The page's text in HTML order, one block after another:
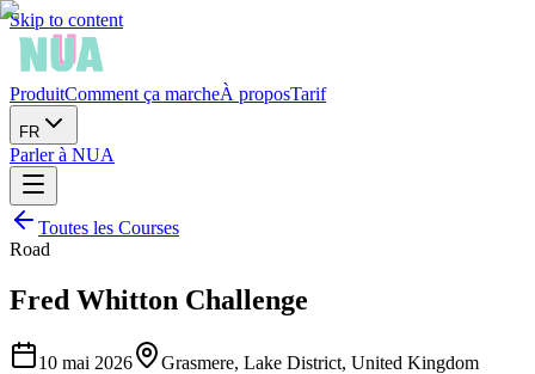
Skip to content
ProduitComment ça marcheÀ proposTarif
FR
Parler à NUA
Toutes les Courses
Road
Fred Whitton Challenge
10 mai 2026 Grasmere, Lake District, United Kingdom